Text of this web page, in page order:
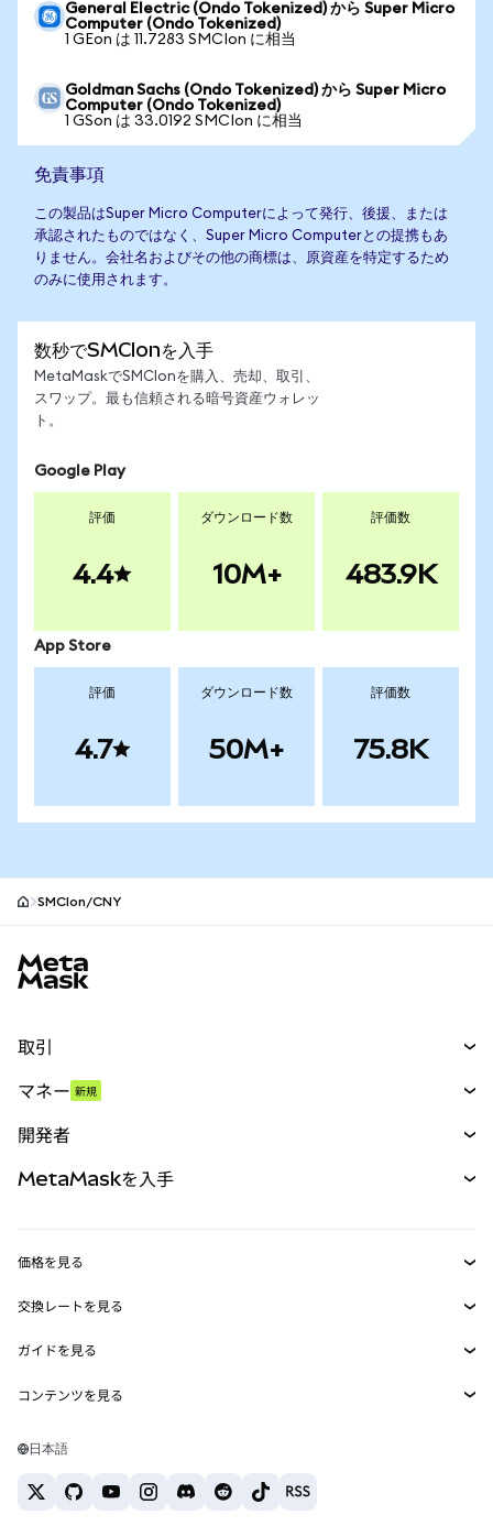
General Electric (Ondo Tokenized) から Super Micro
Computer (Ondo Tokenized)
1 GEon は 11.7283 SMCIon に相当
Goldman Sachs (Ondo Tokenized) から Super Micro
Computer (Ondo Tokenized)
1 GSon は 33.0192 SMCIon に相当
免責事項
この製品はSuper Micro Computerによって発行、後援、または
承認されたものではなく、Super Micro Computerとの提携もあ
りません。会社名およびその他の商標は、原資産を特定するため
のみに使用されます。
数秒でSMCIonを入手
MetaMaskでSMCIonを購入、売却、取引、
スワップ。最も信頼される暗号資産ウォレッ
ト。
Google Play
評価
4.4
ダウンロード数
10M+
評価数
483.9K
App Store
評価
4.7
ダウンロード数
50M+
評価数
75.8K
SMCIon/CNY
取引
パーペチュアル
RWA
マネー 新規
開発者
MetaMask Connect
Snaps
Web3サービス
MetaMaskを入手
セキュリティ
サポート
キャリア
お問い合わせ
価格を見る
イーサリアムの価格
Solanaの価格
Tetherの価格
交換レートを見る
ETH→USD
USDT→INR
BTC→INR
ETH→USDT
ガイドを見る
ETHの購入
USDTの購入
コンテンツを見る
Solanaウォレット
日本語